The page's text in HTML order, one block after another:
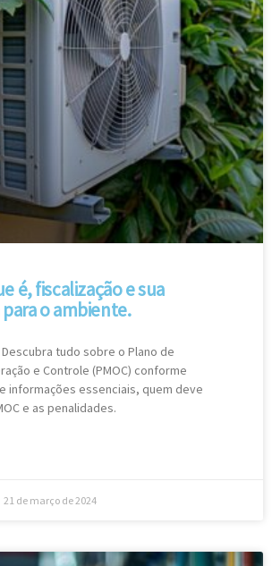
é, fiscalização e sua
o ambiente.
Descubra tudo sobre o Plano de
e Controle (PMOC) conforme
informações essenciais, quem deve
e as penalidades.
21 de março de 2024